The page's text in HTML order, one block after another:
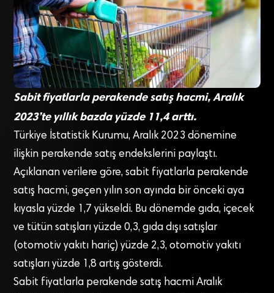
Sabit fiyatlarla perakende satış hacmi, Aralık
2023’te yıllık bazda yüzde 11,4 arttı.
Türkiye İstatistik Kurumu, Aralık 2023 dönemine
ilişkin perakende satış endekslerini paylaştı.
Açıklanan verilere göre, sabit fiyatlarla perakende
satış hacmi, geçen yılın son ayında bir önceki aya
kıyasla yüzde 1,7 yükseldi. Bu dönemde gıda, içecek
ve tütün satışları yüzde 0,3, gıda dışı satışlar
(otomotiv yakıtı hariç) yüzde 2,3, otomotiv yakıtı
satışları yüzde 1,8 artış gösterdi.
Sabit fiyatlarla perakende satış hacmi Aralık